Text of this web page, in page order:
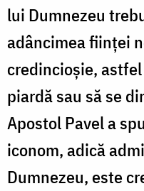
lui Dumnezeu
adâncimea ființei
credincioșie,
piardă sau să se
Apostol Pavel a
iconom, adică
Dumnezeu, este